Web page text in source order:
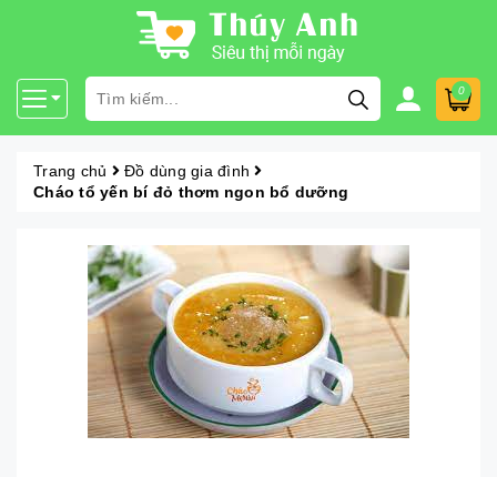
0
Trang chủ
Đồ dùng gia đình
Cháo tổ yến bí đỏ thơm ngon bổ dưỡng